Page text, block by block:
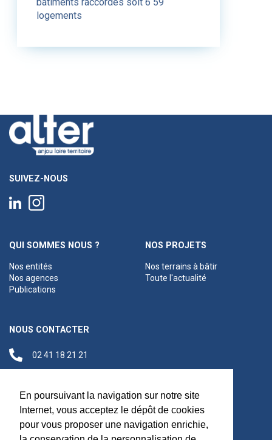
En poursuivant la navigation sur notre site
Internet, vous acceptez le dépôt de cookies
pour vous proposer une navigation enrichie,
logements
SUIVEZ-NOUS
QUI SOMMES NOUS ?
Nos entités
Nos agences
Publications
NOS PROJETS
Nos terrains à bâtir
Toute l'actualité
NOUS CONTACTER
02 41 18 21 21
Siège social
Maréchal Foch,
49100 Angers